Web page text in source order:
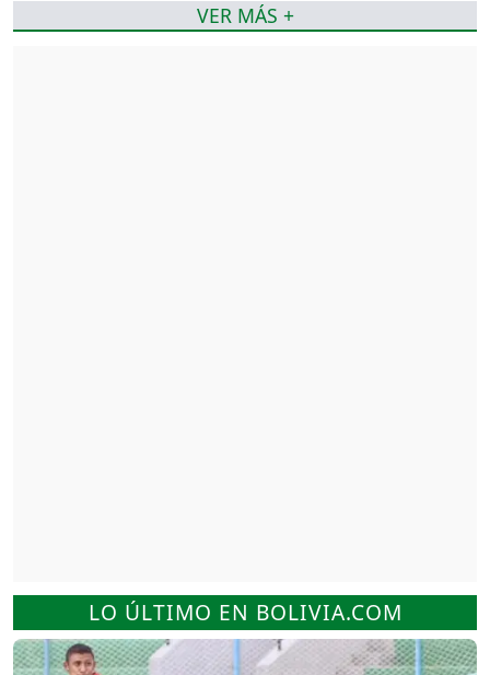
LO ÚLTIMO EN BOLIVIA.COM
VER MÁS +